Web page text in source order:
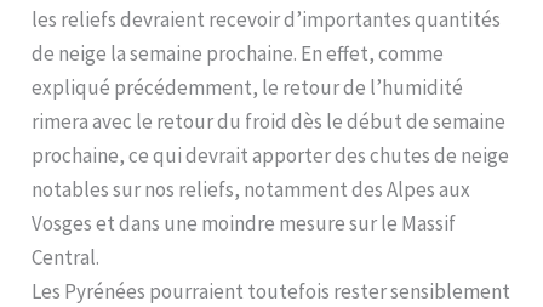
les reliefs devraient recevoir d’importantes quantités
de neige la semaine prochaine. En effet, comme
expliqué précédemment, le retour de l’humidité
rimera avec le retour du froid dès le début de semaine
prochaine, ce qui devrait apporter des chutes de neige
notables sur nos reliefs, notamment des Alpes aux
Vosges et dans une moindre mesure sur le Massif
Central.
Les Pyrénées pourraient toutefois rester sensiblement